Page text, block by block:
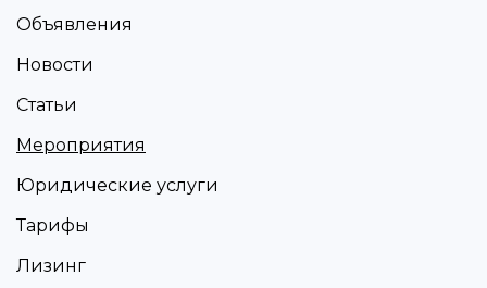
Объявления
Новости
Статьи
Мероприятия
Юридические услуги
Тарифы
Лизинг